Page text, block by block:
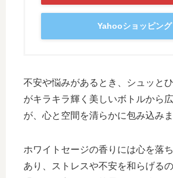
Yahooショッピング
不安や悩みがあるとき、シュッと
がキラキラ輝く美しいボトルから
が、心と空間を清らかに包み込みま
ホワイトセージの香りには心を落
あり、ストレスや不安を和らげる